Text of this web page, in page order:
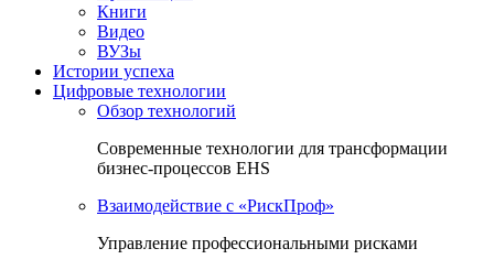
Книги
Видео
ВУЗы
Истории успеха
Цифровые технологии
Обзор технологий
Современные технологии для трансформации
бизнес-процессов EHS
Взаимодействие с «РискПроф»
Управление профессиональными рисками